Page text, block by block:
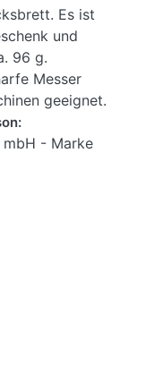
Es ist
und
96 g.
Messer
geeignet.
- Marke